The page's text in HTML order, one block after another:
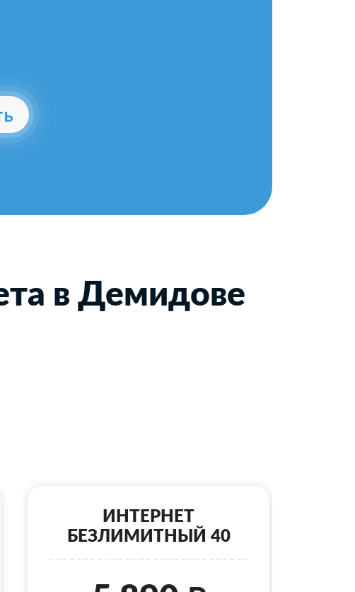
в Демидове
ИНТЕРНЕТ
БЕЗЛИМИТНЫЙ 40